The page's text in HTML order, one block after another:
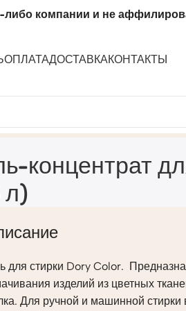
компании и не
ОПЛАТАДОСТАВКАКОНТАКТЫ
Dory (канистра 2,5 л)
концентрат
л)
для стирки Dory Color.
изделий из цветных
Для ручной и машинной стирки